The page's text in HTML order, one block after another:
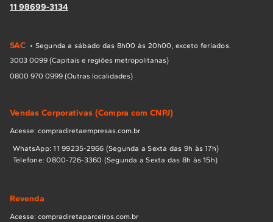
11 98699-3134
SAC • Segunda a sábado das 8h00 às 20h00, exceto feriados.
3003 0099 (Capitais e regiões metropolitanas)
0800 970 0999 (Outras localidades)
Vendas Corporativas (Compra com CNPJ)
Acesse: compradiretaempresas.com.br
WhatsApp: 11 99235-2966 (Segunda a Sexta das 9h às 17h)
Telefone: 0800-726-3360 (Segunda a Sexta das 8h às 15h)
Revenda
Acesse: compradiretaparceiros.com.br